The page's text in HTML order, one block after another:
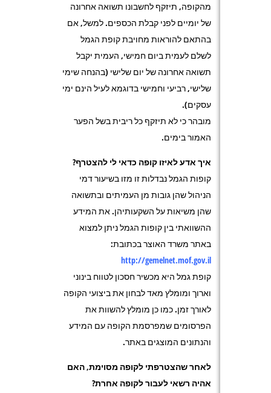
מהקופה, תיזקף לחשבונו תשואה אחרונה
של יומיים לפני קבלת הכספים. למשל, אם
בהתאם להוראות מחויבת קופת הגמל
לשלם לעמית ביום חמישי, העמית יקבל
תשואה אחרונה של יום שלישי (בהנחה שימי
שלישי, רביעי וחמישי בדוגמא לעיל הינם ימי
עסקים).
מובהר כי לא תיזקף כל ריבית בשל הפער
האמור בימים.
איך אדע לאיזו קופה כדאי לי להצטרף?
קופות הגמל נבדלות זו מזו בשיעור דמי
הניהול שהן גובות מן העמיתים ובתשואה
שהן משיאות על השקעותיהן. את המידע
ההשוואתי בין קופות הגמל ניתן למצוא
באתר משרד האוצר בכתובת:
http://gemelnet.mof.gov.il
קופת גמל היא מכשיר חסכון לטווח בינוני
וארוך ומומלץ מאד לבחון את ביצועי הקופה
לאורך זמן. כמו כן מומלץ להשוות את
הפרסומים שמפרסמת הקופה עם המידע
והנתונים המוצגים באתר.
לאחר שהצטרפתי לקופה מסוימת, האם
אהיה רשאי לעבור לקופה אחרת?